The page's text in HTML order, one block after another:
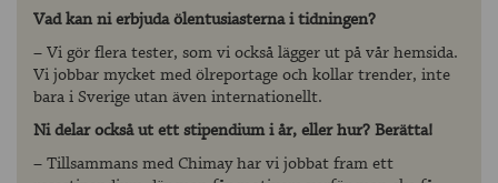
Vad kan ni erbjuda ölentusiasterna i tidningen?
– Vi gör flera tester, som vi också lägger ut på vår hemsida.
Vi jobbar mycket med ölreportage och kollar trender, inte
bara i Sverige utan även internationellt.
Ni delar också ut ett stipendium i år, eller hur? Berätta!
– Tillsammans med Chimay har vi jobbat fram ett